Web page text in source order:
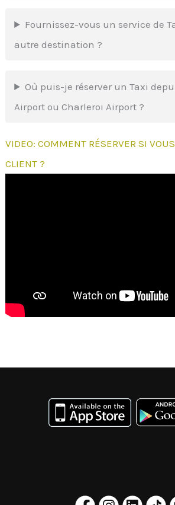
Fournissez-vous un service de
autre destination ?
Où puis-je réserver un Taxi
Airport ou Charleroi Airport ?
VIDEO: COMMENT RÉSERVER SI
CLIENT ?